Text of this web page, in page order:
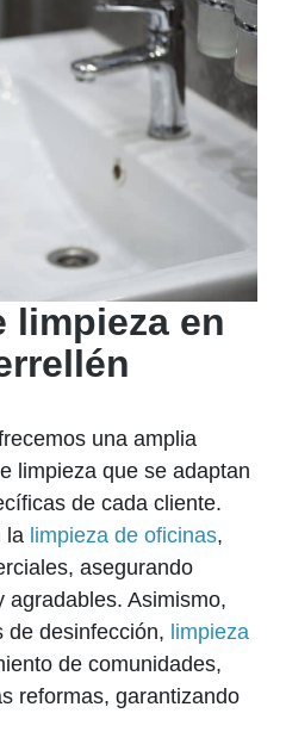
limpieza en
una amplia
limpieza que se adaptan
de cada cliente.
la limpieza de oficinas,
asegurando
agradables. Asimismo,
de desinfección, limpieza
de comunidades,
reformas, garantizando